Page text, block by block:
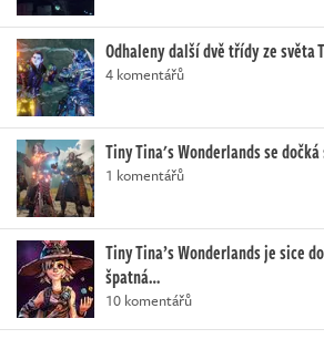
Odhaleny další dvě třídy ze světa
4 komentářů
Tiny Tina's Wonderlands se dočká
1 komentářů
Tiny Tina’s Wonderlands je sice
špatná…
10 komentářů